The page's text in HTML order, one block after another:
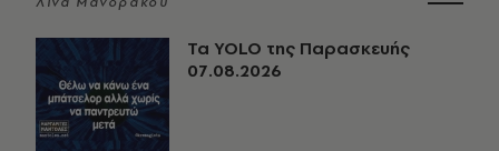
Τα YOLO της Παρασκευής
07.08.2026